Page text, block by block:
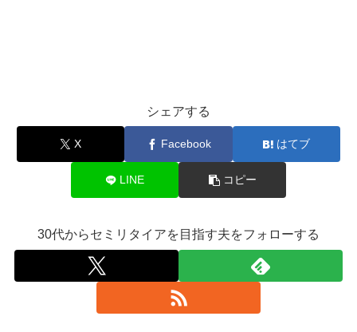
シェアする
X Facebook はてブ
LINE コピー
30代からセミリタイアを目指す夫をフォローする